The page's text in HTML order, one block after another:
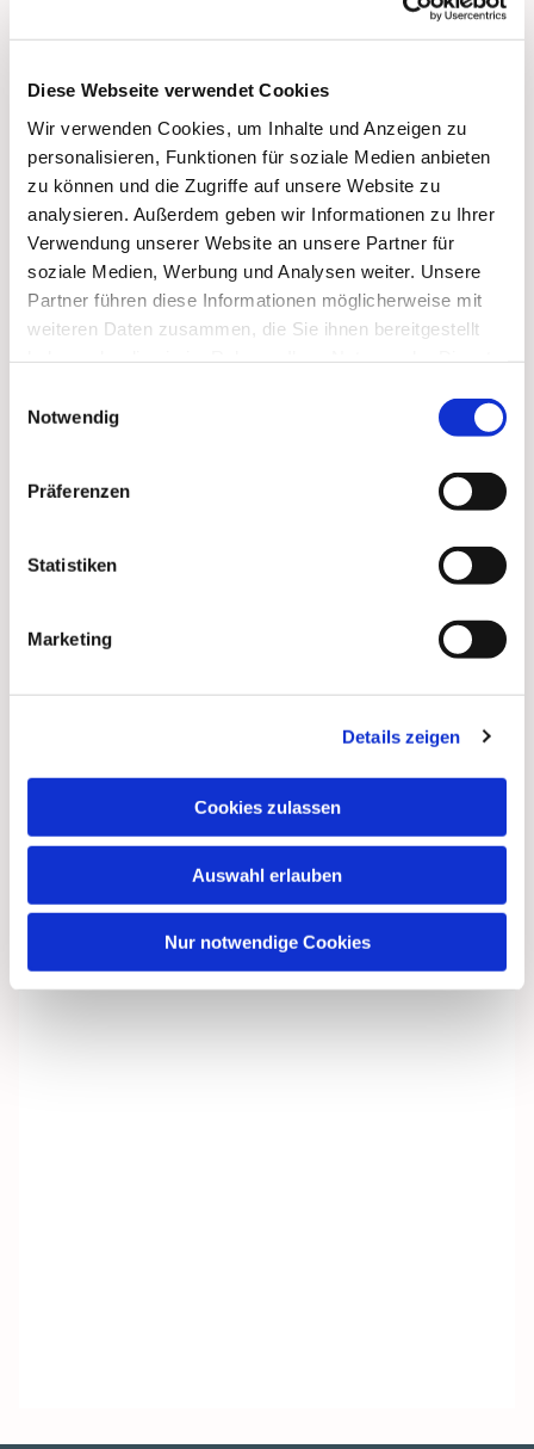
Diese Webseite verwendet Cookies
Wir verwenden Cookies, um Inhalte und Anzeigen zu
personalisieren, Funktionen für soziale Medien anbieten
zu können und die Zugriffe auf unsere Website zu
analysieren. Außerdem geben wir Informationen zu Ihrer
Verwendung unserer Website an unsere Partner für
soziale Medien, Werbung und Analysen weiter. Unsere
Partner führen diese Informationen möglicherweise mit
weiteren Daten zusammen, die Sie ihnen bereitgestellt
Notwendig
Präferenzen
Statistiken
Marketing
Details zeigen
Cookies zulassen
Auswahl erlauben
Nur notwendige Cookies
Freitag, 25. September 2026, 09:30
Maria Rosenkranzkönigin, Demmin,
Reiferstraße 2A, 17109 Demmin
interessieren